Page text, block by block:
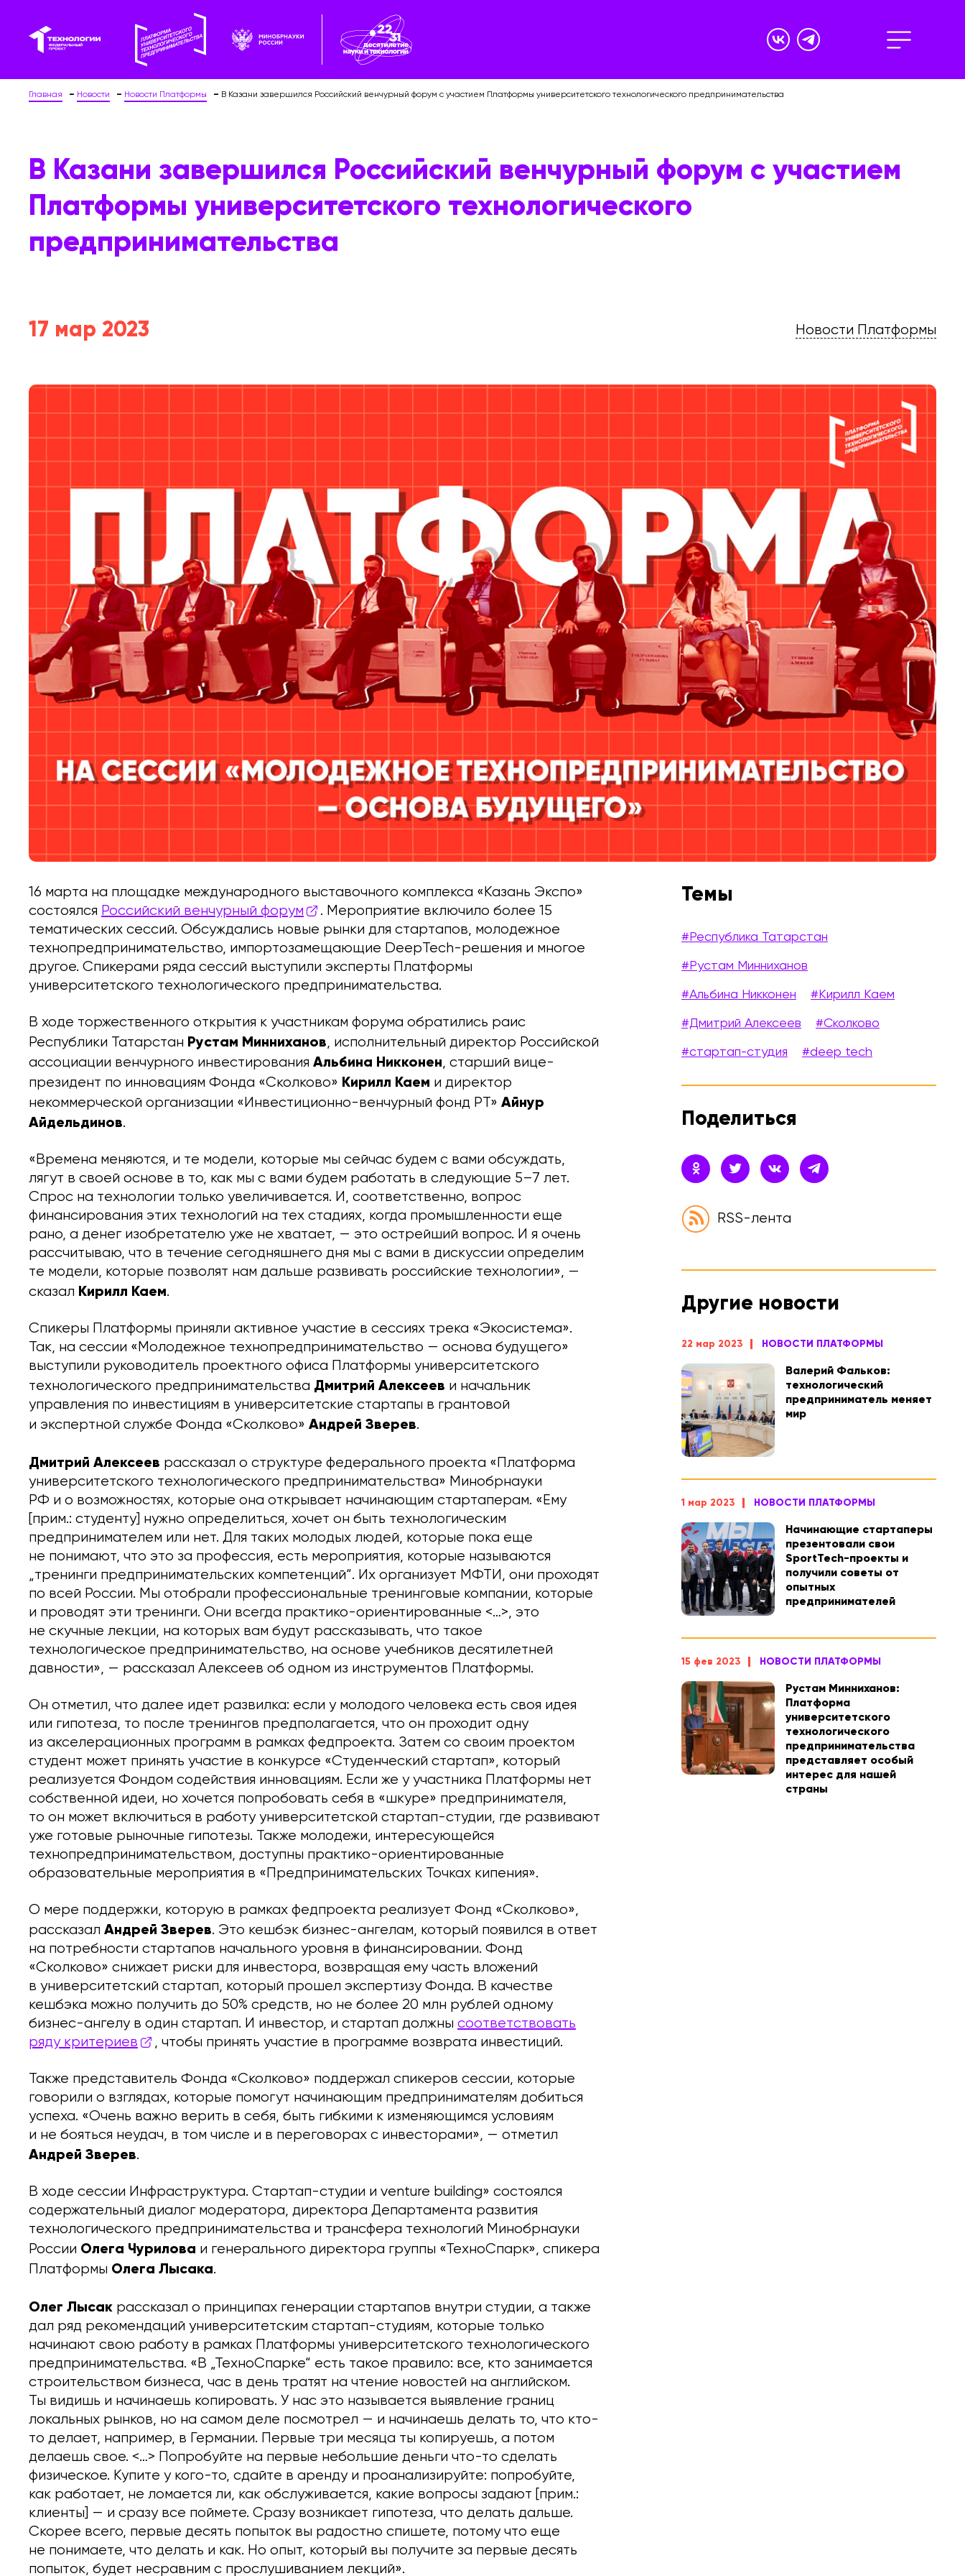
Главная Новости Новости Платформы В Казани завершился Российский венчурный форум с участием Платформы университетского технологического предпринимательства
В Казани завершился Российский венчурный форум с участием
Платформы университетского технологического
предпринимательства
17 мар 2023 Новости Платформы
16 марта на площадке международного выставочного комплекса «Казань Экспо»
состоялся Российский венчурный форум
. Мероприятие включило более 15
тематических сессий. Обсуждались новые рынки для стартапов, молодежное
технопредпринимательство, импортозамещающие DeepTech-решения и многое
другое. Спикерами ряда сессий выступили эксперты Платформы
университетского технологического предпринимательства.
В ходе торжественного открытия к участникам форума обратились раис
Республики Татарстан Рустам Минниханов, исполнительный директор Российской
ассоциации венчурного инвестирования Альбина Никконен, старший вице-
президент по инновациям Фонда «Сколково» Кирилл Каем и директор
некоммерческой организации «Инвестиционно-венчурный фонд РТ» Айнур
Айдельдинов.
«Времена меняются, и те модели, которые мы сейчас будем с вами обсуждать,
лягут в своей основе в то, как мы с вами будем работать в следующие 5–7 лет.
Спрос на технологии только увеличивается. И, соответственно, вопрос
финансирования этих технологий на тех стадиях, когда промышленности еще
рано, а денег изобретателю уже не хватает, — это острейший вопрос. И я очень
рассчитываю, что в течение сегодняшнего дня мы с вами в дискуссии определим
те модели, которые позволят нам дальше развивать российские технологии», —
сказал Кирилл Каем.
Спикеры Платформы приняли активное участие в сессиях трека «Экосистема».
Так, на сессии «Молодежное технопредпринимательство — основа будущего»
выступили руководитель проектного офиса Платформы университетского
технологического предпринимательства Дмитрий Алексеев и начальник
управления по инвестициям в университетские стартапы в грантовой
и экспертной службе Фонда «Сколково» Андрей Зверев.
Дмитрий Алексеев рассказал о структуре федерального проекта «Платформа
университетского технологического предпринимательства» Минобрнауки
РФ и о возможностях, которые она открывает начинающим стартаперам. «Ему
[прим.: студенту] нужно определиться, хочет он быть технологическим
предпринимателем или нет. Для таких молодых людей, которые пока еще
не понимают, что это за профессия, есть мероприятия, которые называются
„тренинги предпринимательских компетенций“. Их организует МФТИ, они проходят
по всей России. Мы отобрали профессиональные тренинговые компании, которые
и проводят эти тренинги. Они всегда практико-ориентированные <…>, это
не скучные лекции, на которых вам будут рассказывать, что такое
технологическое предпринимательство, на основе учебников десятилетней
давности», — рассказал Алексеев об одном из инструментов Платформы.
Он отметил, что далее идет развилка: если у молодого человека есть своя идея
или гипотеза, то после тренингов предполагается, что он проходит одну
из акселерационных программ в рамках федпроекта. Затем со своим проектом
студент может принять участие в конкурсе «Студенческий стартап», который
реализуется Фондом содействия инновациям. Если же у участника Платформы нет
собственной идеи, но хочется попробовать себя в «шкуре» предпринимателя,
то он может включиться в работу университетской стартап-студии, где развивают
уже готовые рыночные гипотезы. Также молодежи, интересующейся
технопредпринимательством, доступны практико-ориентированные
образовательные мероприятия в «Предпринимательских Точках кипения».
О мере поддержки, которую в рамках федпроекта реализует Фонд «Сколково»,
рассказал Андрей Зверев. Это кешбэк бизнес-ангелам, который появился в ответ
на потребности стартапов начального уровня в финансировании. Фонд
«Сколково» снижает риски для инвестора, возвращая ему часть вложений
в университетский стартап, который прошел экспертизу Фонда. В качестве
кешбэка можно получить до 50% средств, но не более 20 млн рублей одному
бизнес-ангелу в один стартап. И инвестор, и стартап должны соответствовать
ряду критериев
, чтобы принять участие в программе возврата инвестиций.
Также представитель Фонда «Сколково» поддержал спикеров сессии, которые
говорили о взглядах, которые помогут начинающим предпринимателям добиться
успеха. «Очень важно верить в себя, быть гибкими к изменяющимся условиям
и не бояться неудач, в том числе и в переговорах с инвесторами», — отметил
Андрей Зверев.
В ходе сессии Инфраструктура. Стартап-студии и venture building» состоялся
содержательный диалог модератора, директора Департамента развития
технологического предпринимательства и трансфера технологий Минобрнауки
России Олега Чурилова и генерального директора группы «ТехноСпарк», спикера
Платформы Олега Лысака.
Олег Лысак рассказал о принципах генерации стартапов внутри студии, а также
дал ряд рекомендаций университетским стартап-студиям, которые только
начинают свою работу в рамках Платформы университетского технологического
предпринимательства. «В „ТехноСпарке“ есть такое правило: все, кто занимается
строительством бизнеса, час в день тратят на чтение новостей на английском.
Ты видишь и начинаешь копировать. У нас это называется выявление границ
локальных рынков, но на самом деле посмотрел — и начинаешь делать то, что кто-
то делает, например, в Германии. Первые три месяца ты копируешь, а потом
делаешь свое. <…> Попробуйте на первые небольшие деньги что-то сделать
физическое. Купите у кого-то, сдайте в аренду и проанализируйте: попробуйте,
как работает, не ломается ли, как обслуживается, какие вопросы задают [прим.:
клиенты] — и сразу все поймете. Сразу возникает гипотеза, что делать дальше.
Скорее всего, первые десять попыток вы радостно спишете, потому что еще
не понимаете, что делать и как. Но опыт, который вы получите за первые десять
попыток, будет несравним с прослушиванием лекций».
Темы
#Республика Татарстан
#Рустам Минниханов
#Альбина Никконен #Кирилл Каем
#Дмитрий Алексеев #Сколково
#стартап-студия #deep tech
Поделиться
RSS-лента
Другие новости
22 мар 2023 НОВОСТИ ПЛАТФОРМЫ
Валерий Фальков:
технологический
предприниматель меняет
мир
1 мар 2023 НОВОСТИ ПЛАТФОРМЫ
Начинающие стартаперы
презентовали свои
SportTech-проекты и
получили советы от
опытных
предпринимателей
15 фев 2023 НОВОСТИ ПЛАТФОРМЫ
Рустам Минниханов:
Платформа
университетского
технологического
предпринимательства
представляет особый
интерес для нашей
страны